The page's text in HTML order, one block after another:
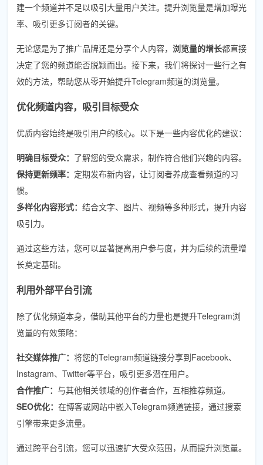
建一个频道并不足以吸引大量用户关注。提升浏览量是增加曝光
率、吸引更多订阅者的关键。
无论您是为了推广品牌还是分享个人内容， 浏览量的增长都直接
决定了您的频道能否脱颖而出。接下来，我们将探讨一些行之有
效的方法，帮助您从零开始提升Telegram频道的浏览量。
优化频道内容，吸引目标受众
优质内容始终是吸引用户的核心。以下是一些内容优化的建议：
明确目标受众： 了解您的受众需求，制作符合他们兴趣的内容。
保持更新频率： 定期发布新内容，让订阅者养成查看频道的习
惯。
多样化内容形式： 结合文字、图片、视频等多种形式，提升内容
吸引力。
通过这些方法，您可以显著提高用户参与度，并为后续的流量增
长奠定基础。
利用外部平台引流
除了优化频道本身，借助其他平台的力量也是提升Telegram浏
览量的有效策略：
社交媒体推广： 将您的Telegram频道链接分享到Facebook、
Instagram、Twitter等平台，吸引更多潜在用户。
合作推广： 与其他相关领域的创作者合作，互相推荐频道。
SEO优化： 在博客或网站中嵌入Telegram频道链接，通过搜索
引擎带来更多流量。
通过跨平台引流，您可以迅速扩大受众范围，从而提升浏览量。